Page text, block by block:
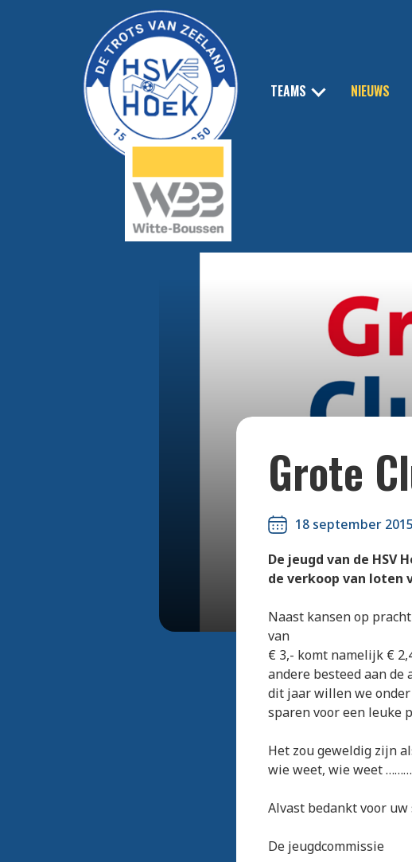
TEAMS NIEUWS
Grote
18 september 2015
De jeugd van de HSV
de verkoop van loten
Naast kansen op
van
€ 3,- komt namelijk €
andere besteed aan de
dit jaar willen we
sparen voor een leuke
Het zou geweldig zijn
wie weet, wie weet
Alvast bedankt voor uw
De jeugdcommissie